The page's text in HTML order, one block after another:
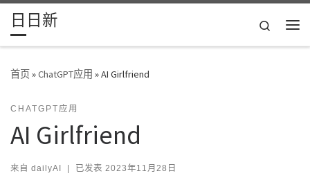
Skip to content
日日新
Search
首页»ChatGPT应用 »AI Girlfriend
CHATGPT应用
AI Girlfriend
来自 dailyAI | 已发表 2023年11月28日